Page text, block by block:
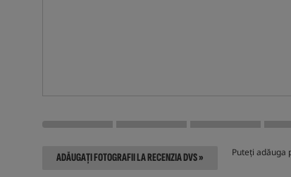
ADĂUGAȚI FOTOGRAFII LA RECENZIA DVS » Puteți adăuga